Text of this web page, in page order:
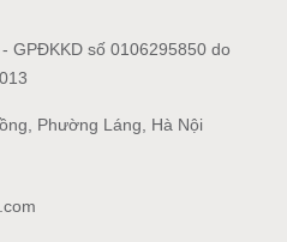
GPĐKKD số 0106295850 do
Phường Láng, Hà Nội